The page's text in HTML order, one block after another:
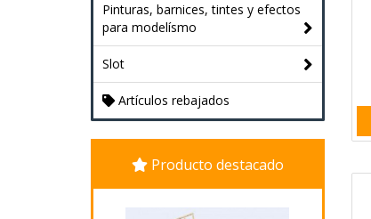
Pinturas, barnices, tintes y efectos
para modelísmo
Slot
Artículos rebajados
Producto destacado